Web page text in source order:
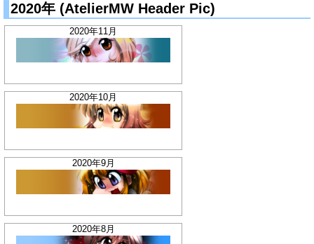
2020年 (AtelierMW Header Pic)
2020年11月
2020年10月
2020年9月
2020年8月